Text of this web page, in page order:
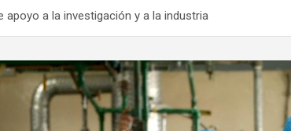
apoyo a la investigación y a la industria